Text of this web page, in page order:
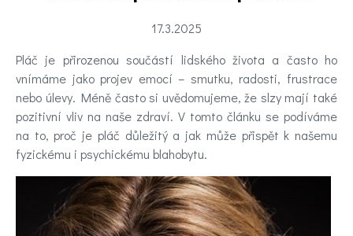
Poradna
a
chat
Test
nálady
17.3.2025
Pláč je přirozenou součástí lidského života a často ho
vnímáme jako projev emocí – smutku, radosti, frustrace
nebo úlevy. Méně často si uvědomujeme, že slzy mají také
pozitivní vliv na naše zdraví. V tomto článku se podíváme
na to, proč je pláč důležitý a jak může přispět k našemu
fyzickému i psychickému blahobytu.